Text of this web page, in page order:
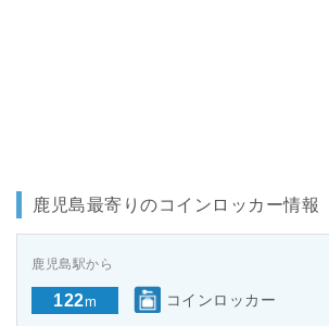
鹿児島最寄りのコインロッカー情報
鹿児島駅から
122m コインロッカー